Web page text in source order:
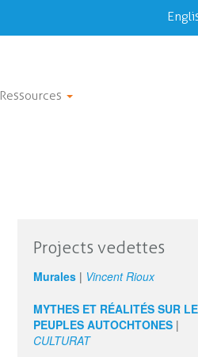
Ressources
Projects vedettes
Murales | Vincent Rioux
MYTHES ET RÉALITÉS SUR
PEUPLES AUTOCHTONES |
CULTURAT